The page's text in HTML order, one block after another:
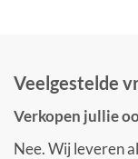
Veelgestelde
Verkopen jullie
Nee. Wij leveren